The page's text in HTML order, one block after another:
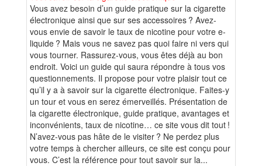
Vous avez besoin d’un guide pratique sur la cigarette
électronique ainsi que sur ses accessoires ? Avez-
vous envie de savoir le taux de nicotine pour votre e-
liquide ? Mais vous ne savez pas quoi faire ni vers qui
vous tourner. Rassurez-vous, vous êtes déjà au bon
endroit. Voici un guide qui saura répondre à tous vos
questionnements. Il propose pour votre plaisir tout ce
qu’il y a à savoir sur la cigarette électronique. Faites-y
un tour et vous en serez émerveillés. Présentation de
la cigarette électronique, guide pratique, avantages et
inconvénients, taux de nicotine… ce site vous dit tout !
N’avez-vous pas hâte de le visiter ? Ne perdez plus
votre temps à chercher ailleurs, ce site est conçu pour
vous. C’est la référence pour tout savoir sur la...